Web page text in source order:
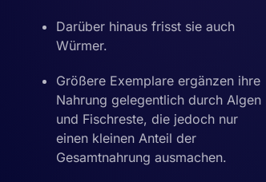
Darüber hinaus frisst sie auch
Würmer.
Größere Exemplare ergänzen ihre
Nahrung gelegentlich durch Algen
und Fischreste, die jedoch nur
einen kleinen Anteil der
Gesamtnahrung ausmachen.